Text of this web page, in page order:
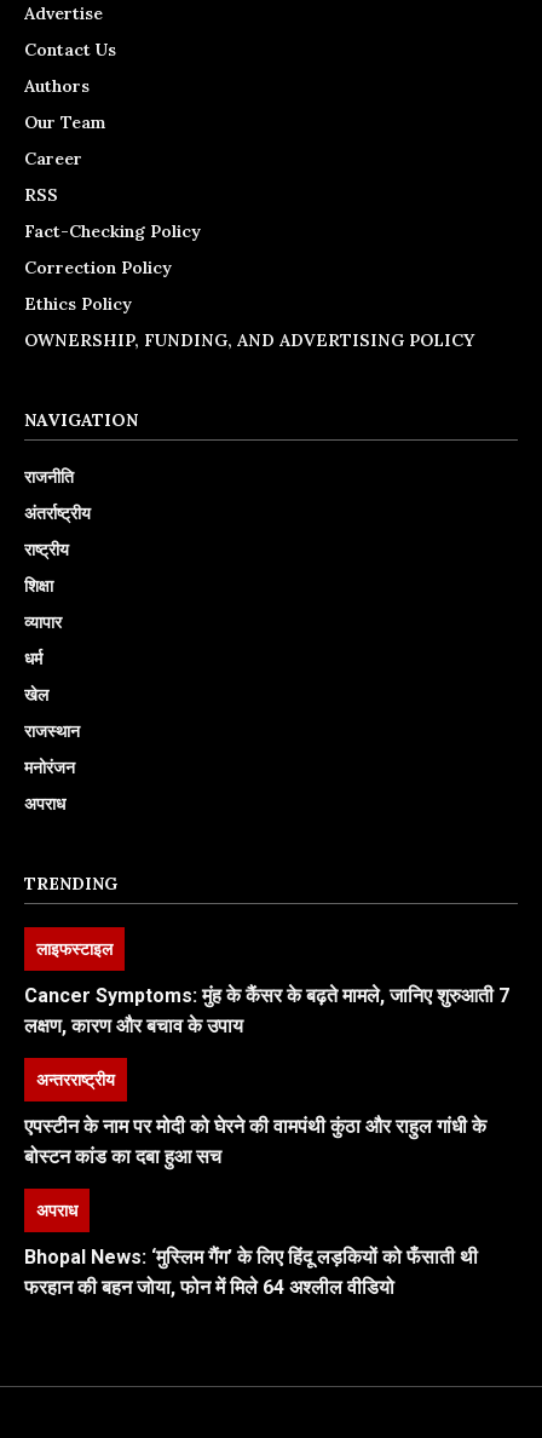
Advertise
Contact Us
Authors
Our Team
Career
RSS
Fact-Checking Policy
Correction Policy
Ethics Policy
OWNERSHIP, FUNDING, AND ADVERTISING POLICY
NAVIGATION
राजनीति
अंतर्राष्ट्रीय
राष्ट्रीय
शिक्षा
व्यापार
धर्म
खेल
राजस्थान
मनोरंजन
अपराध
TRENDING
लाइफस्टाइल
Cancer Symptoms: मुंह के कैंसर के बढ़ते मामले, जानिए शुरुआती 7
लक्षण, कारण और बचाव के उपाय
अन्तरराष्ट्रीय
एपस्टीन के नाम पर मोदी को घेरने की वामपंथी कुंठा और राहुल गांधी के
बोस्टन कांड का दबा हुआ सच
अपराध
Bhopal News: ‘मुस्लिम गैंग’ के लिए हिंदू लड़कियों को फँसाती थी
फरहान की बहन जोया, फोन में मिले 64 अश्लील वीडियो